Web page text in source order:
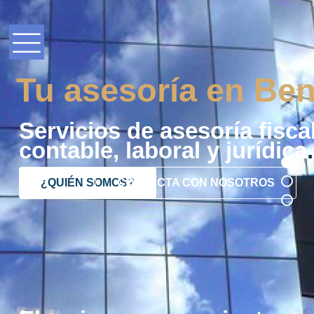
Tu asesoría en
Servicios de asesoría
contable, laboral y jurídica.
¿QUIÉN SOMOS?CONTACTA CON NOSOTROS